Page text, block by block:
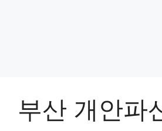
부산 개안파